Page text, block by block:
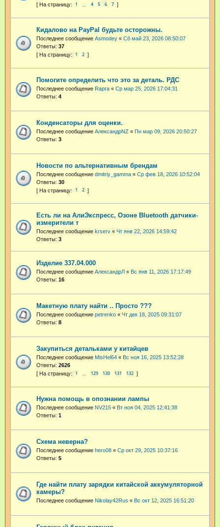
1 4 5 6 7
Кидалово на PayPal будьте осторожны.
Последнее сообщение Asmodey « Сб май 23, 2026 08:50:07
Ответы: 37
1 2
Помогите определить что это за деталь. РДС
Последнее сообщение Rapra « Ср мар 25, 2026 17:04:31
Ответы: 4
Конденсаторы для оценки.
Последнее сообщение АлександрNZ « Пн мар 09, 2026 20:50:27
Ответы: 3
Новости по альтернативным брендам
Последнее сообщение dmitriy_gamma « Ср фев 18, 2026 10:52:04
Ответы: 30
1 2
Есть ли на АлиЭкспресс, Озоне Bluetooth датчики-
измерители т
Последнее сообщение krserv « Чт янв 22, 2026 14:59:42
Ответы: 3
Изделие 337.04.000
Последнее сообщение АлександрЛ « Вс янв 11, 2026 17:17:49
Ответы: 16
Maкетную плату найти .. Просто ???
Последнее сообщение petrenko « Чт дек 18, 2025 09:31:07
Ответы: 8
Закупиться детальками у китайцев
Последнее сообщение MisHel64 « Вс ноя 16, 2025 13:52:28
Ответы: 2626
1 129 130 131 132
Нужна помощь в опознании лампы
Последнее сообщение NV215 « Вт ноя 04, 2025 12:41:38
Ответы: 1
Схема неверна?
Последнее сообщение hero08 « Ср окт 29, 2025 10:37:16
Ответы: 5
Где найти плату зарядки китайской аккумуляторной
камеры?
Последнее сообщение Nikolay42Rus « Вс окт 12, 2025 16:51:20